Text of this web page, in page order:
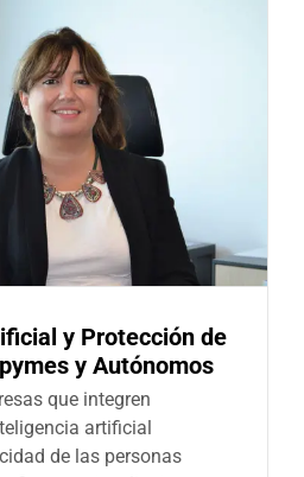
y Protección de
y Autónomos
que integren
artificial
de las personas